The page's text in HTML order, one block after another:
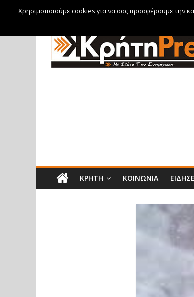
Σάββατο, 8 Αυγούστου, 2026
ΚΡΉΤΗ ΚΟΙΝΩΝΊΑ
Χρησιμοποιούμε cookies για να σας προσφέρουμε την